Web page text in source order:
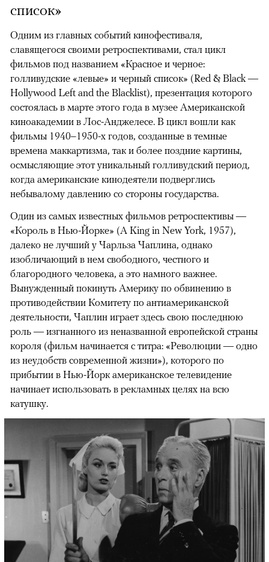
список»
Одним из главных событий кинофестиваля,
славящегося своими ретроспективами, стал цикл
фильмов под названием «Красное и черное:
голливудские «левые» и черный список» (Red & Black —
Hollywood Left and the Blacklist), презентация которого
состоялась в марте этого года в музее Американской
киноакадемии в Лос-Анджелесе. В цикл вошли как
фильмы 1940–1950-х годов, созданные в темные
времена маккартизма, так и более поздние картины,
осмысляющие этот уникальный голливудский период,
когда американские кинодеятели подверглись
небывалому давлению со стороны государства.
Один из самых известных фильмов ретроспективы —
«Король в Нью-Йорке» (A King in New York, 1957),
далеко не лучший у Чарльза Чаплина, однако
изобличающий в нем свободного, честного и
благородного человека, а это намного важнее.
Вынужденный покинуть Америку по обвинению в
противодействии Комитету по антиамериканской
деятельности, Чаплин играет здесь свою последнюю
роль — изгнанного из неназванной европейской страны
короля (фильм начинается с титра: «Революции — одно
из неудобств современной жизни»), которого по
прибытии в Нью-Йорк американское телевидение
начинает использовать в рекламных целях на всю
катушку.